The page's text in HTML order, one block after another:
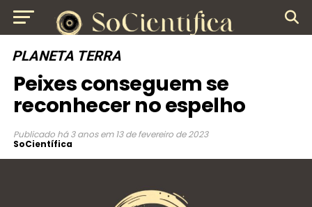
PLANETA TERRA
Peixes conseguem se
reconhecer no espelho
Publicado há 3 anos em 13 de fevereiro de 2023
SoCientífica